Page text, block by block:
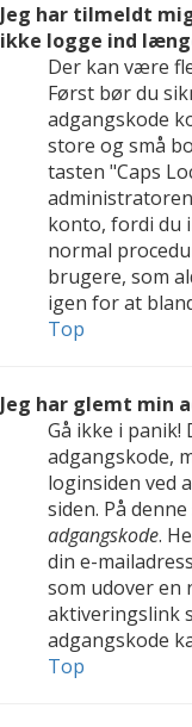
Jeg har tilmeldt
ikke logge ind
Der kan være
Først bør du
adgangskode
store og små
tasten "Caps
konto, fordi du
normal
brugere, som
igen for at
Top
Jeg har glemt min
Gå ikke i panik!
adgangskode,
loginsiden ved
siden. På
adgangskode.
din e-
som udover en
aktiveringslink
adgangskode
Top